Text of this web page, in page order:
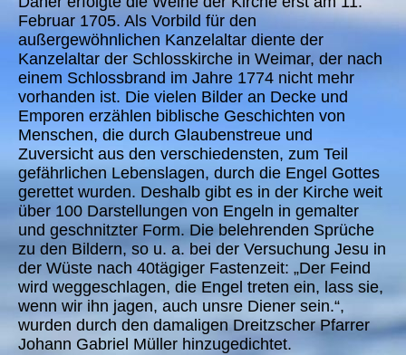
Februar 1705. Als Vorbild für den
außergewöhnlichen Kanzelaltar diente der
Kanzelaltar der Schlosskirche in Weimar, der nach
einem Schlossbrand im Jahre 1774 nicht mehr
vorhanden ist. Die vielen Bilder an Decke und
Emporen erzählen biblische Geschichten von
Menschen, die durch Glaubenstreue und
Zuversicht aus den verschiedensten, zum Teil
gefährlichen Lebenslagen, durch die Engel Gottes
gerettet wurden. Deshalb gibt es in der Kirche weit
über 100 Darstellungen von Engeln in gemalter
und geschnitzter Form. Die belehrenden Sprüche
zu den Bildern, so u. a. bei der Versuchung Jesu in
der Wüste nach 40tägiger Fastenzeit: „Der Feind
wird weggeschlagen, die Engel treten ein, lass sie,
wenn wir ihn jagen, auch unsre Diener sein.“,
wurden durch den damaligen Dreitzscher Pfarrer
Johann Gabriel Müller hinzugedichtet.